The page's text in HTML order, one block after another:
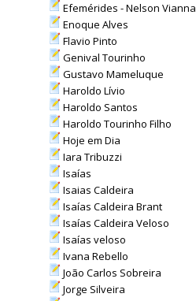
Efemérides - Nelson Vianna
Enoque Alves
Flavio Pinto
Genival Tourinho
Gustavo Mameluque
Haroldo Lívio
Haroldo Santos
Haroldo Tourinho Filho
Hoje em Dia
Iara Tribuzzi
Isaías
Isaias Caldeira
Isaías Caldeira Brant
Isaías Caldeira Veloso
Isaías veloso
Ivana Rebello
João Carlos Sobreira
Jorge Silveira